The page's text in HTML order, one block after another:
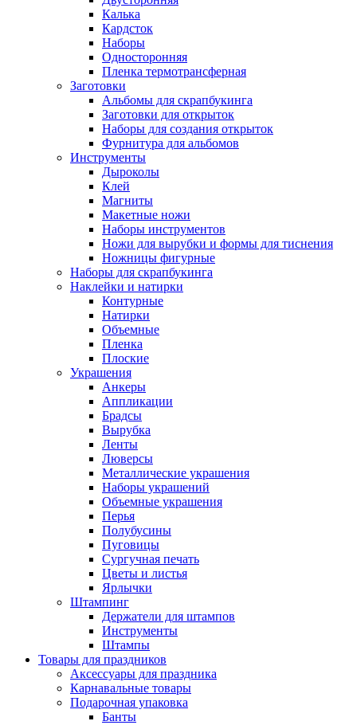
Калька
Кардсток
Наборы
Односторонняя
Пленка термотрансферная
Заготовки
Альбомы для скрапбукинга
Заготовки для открыток
Наборы для создания открыток
Фурнитура для альбомов
Инструменты
Дыроколы
Клей
Магниты
Макетные ножи
Наборы инструментов
Ножи для вырубки и формы для тиснения
Ножницы фигурные
Наборы для скрапбукинга
Наклейки и натирки
Контурные
Натирки
Объемные
Пленка
Плоские
Украшения
Анкеры
Аппликации
Брадсы
Вырубка
Ленты
Люверсы
Металлические украшения
Наборы украшений
Объемные украшения
Перья
Полубусины
Пуговицы
Сургучная печать
Цветы и листья
Ярлычки
Штампинг
Держатели для штампов
Инструменты
Штампы
Товары для праздников
Аксессуары для праздника
Карнавальные товары
Подарочная упаковка
Банты